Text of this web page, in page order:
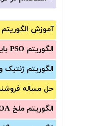
آموزش الگوریتم PSO
الگوریتم PSO باینری
الگوریتم ژنتیک و PSO
حل مساله
الگوریتم ملخ GOA